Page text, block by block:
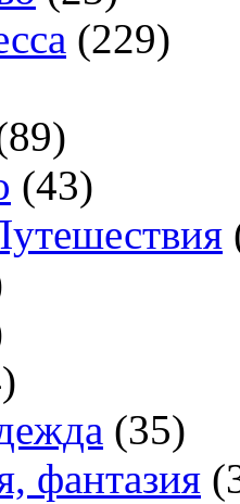
(229)
(43)
(35)
фантазия